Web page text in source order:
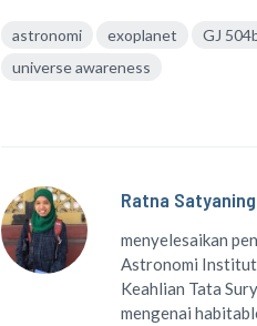
astronomi exoplanet GJ
universe awareness
Ratna
menyelesaikan
Astronomi Institut
Keahlian Tata
mengenai